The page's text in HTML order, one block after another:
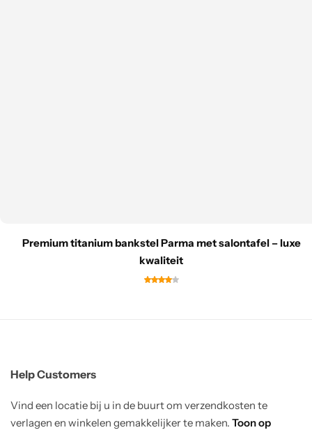
Premium titanium bankstel Parma met salontafel – luxe
kwaliteit
Help Customers
Vind een locatie bij u in de buurt om verzendkosten te
verlagen en winkelen gemakkelijker te maken. Toon op